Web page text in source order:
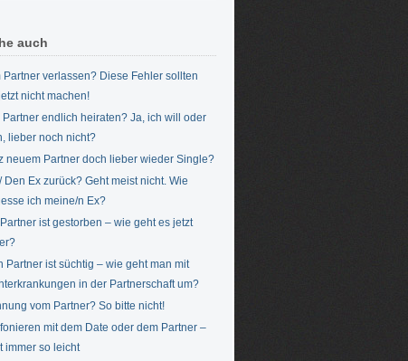
auch
Partner verlassen? Diese Fehler sollten
nicht machen!
Partner endlich heiraten? Ja, ich will oder
lieber noch nicht?
neuem Partner doch lieber wieder Single?
Den Ex zurück? Geht meist nicht. Wie
ich meine/n Ex?
ist gestorben – wie geht es jetzt
Partner ist süchtig – wie geht man mit
in der Partnerschaft um?
vom Partner? So bitte nicht!
mit dem Date oder dem Partner –
immer so leicht